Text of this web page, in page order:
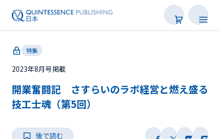
新着
特集
2023年8月号掲載
開業奮闘記 さすらいのラボ経営と燃え盛る
技工士魂（第5回）
後で読む